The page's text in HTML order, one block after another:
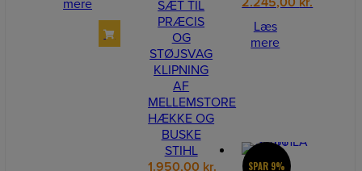
mere
SÆT TIL
PRÆCIS
OG
STØJSVAG
KLIPNING
AF
MELLEMSTORE
HÆKKE OG
BUSKE
STIHL
1.950,00 kr.
Læs
mere
SPAR 9%